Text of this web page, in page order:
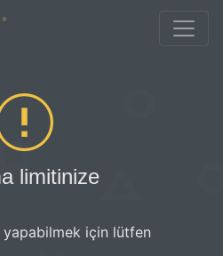
limitinize
için lütfen